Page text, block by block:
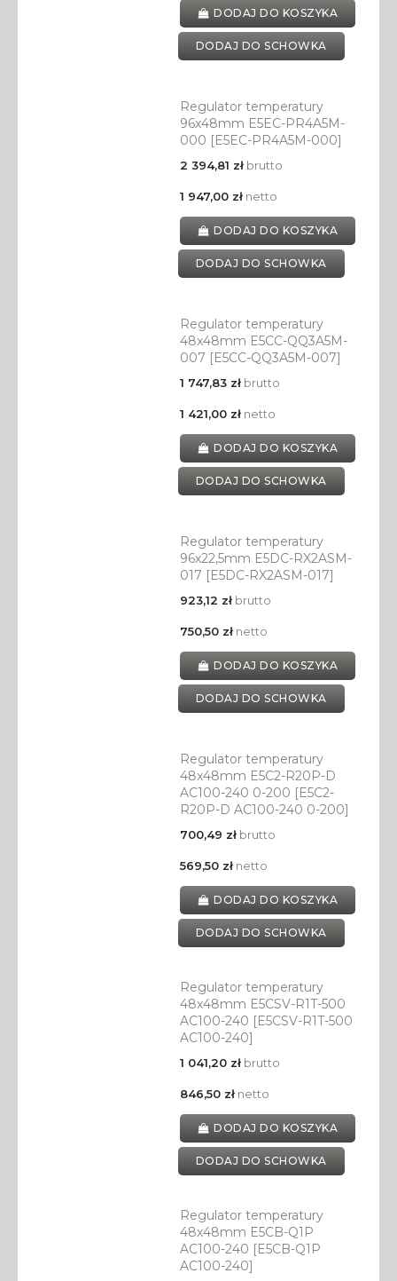
DODAJ DO KOSZYKA
DODAJ DO SCHOWKA
Regulator temperatury
96x48mm E5EC-PR4A5M-
000 [E5EC-PR4A5M-000]
2 394,81 złbrutto
1 947,00 złnetto
DODAJ DO KOSZYKA
DODAJ DO SCHOWKA
Regulator temperatury
48x48mm E5CC-QQ3A5M-
007 [E5CC-QQ3A5M-007]
1 747,83 złbrutto
1 421,00 złnetto
DODAJ DO KOSZYKA
DODAJ DO SCHOWKA
Regulator temperatury
96x22,5mm E5DC-RX2ASM-
017 [E5DC-RX2ASM-017]
923,12 złbrutto
750,50 złnetto
DODAJ DO KOSZYKA
DODAJ DO SCHOWKA
Regulator temperatury
48x48mm E5C2-R20P-D
AC100-240 0-200 [E5C2-
R20P-D AC100-240 0-200]
700,49 złbrutto
569,50 złnetto
DODAJ DO KOSZYKA
DODAJ DO SCHOWKA
Regulator temperatury
48x48mm E5CSV-R1T-500
AC100-240 [E5CSV-R1T-500
AC100-240]
1 041,20 złbrutto
846,50 złnetto
DODAJ DO KOSZYKA
DODAJ DO SCHOWKA
Regulator temperatury
48x48mm E5CB-Q1P
AC100-240 [E5CB-Q1P
AC100-240]